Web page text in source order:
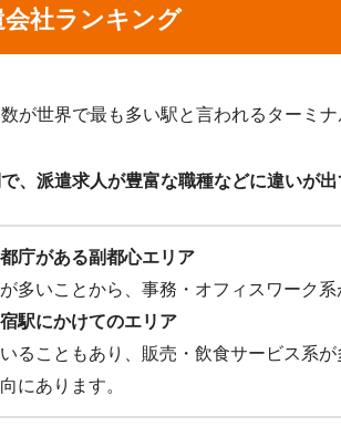
社ランキング
が世界で最も多い駅と言われるターミ
、派遣求人が豊富な職種などに違いが出
庁がある副都心エリア
多いことから、事務・オフィスワーク系
駅にかけてのエリア
ることもあり、販売・飲食サービス系
にあります。